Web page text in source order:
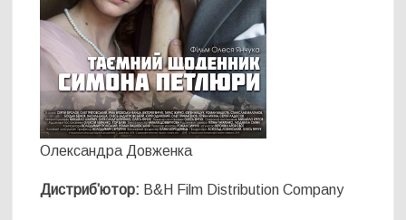
Олександра Довженка
Дистриб’ютор: B&H Film Distribution Company